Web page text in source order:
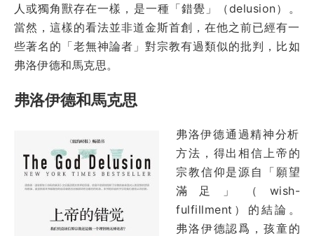
人或獨角獸存在一樣，是一種 「錯覺」
（delusion）。
當然，這樣的看法並非道金斯首創，在他之前已經有一
些著名的 「老無神論者」對宗教有過類似的批判，比如
弗洛伊德和馬克思。
弗洛伊德和馬克思
弗洛伊德通過精神分析
方法，得出相信上帝的
宗教信仰是源自「願望
滿足」（wish-
fulfillment）的結論。
弗洛伊德認爲，孩童的